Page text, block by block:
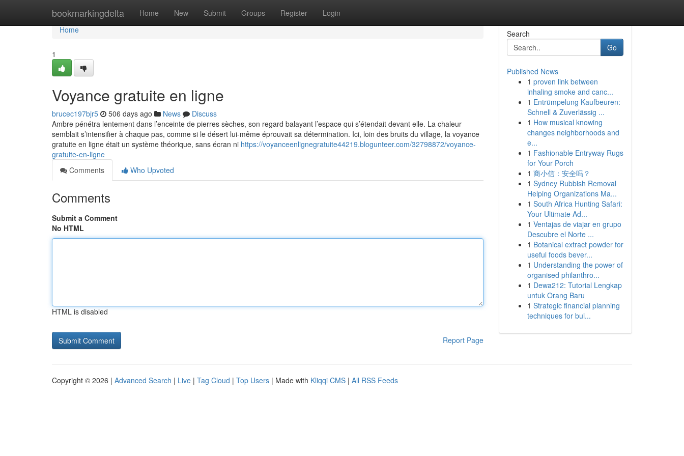
bookmarkingdelta Home New Submit Groups Register Login
Home
Home
1
Voyance gratuite en ligne
brucec197bjr5 506 days ago News
Discuss
Ambre pénétra lentement dans l’enceinte de pierres sèches, son regard balayant l’espace qui s’étendait devant elle. La chaleur
semblait s’intensifier à chaque pas, comme si le désert lui-même éprouvait sa détermination. Ici, loin des bruits du village, la voyance
gratuite en ligne était un système théorique, sans écran ni https://voyanceenlignegratuite44219.blogunteer.com/32798872/voyance-
gratuite-en-ligne
Comments
Who Upvoted
Comments
Submit a Comment
No HTML
HTML is disabled
Report Page
Search
Go
Published News
1 proven link between
inhaling smoke and canc...
1 Entrümpelung Kaufbeuren:
Schnell & Zuverlässig ...
1 How musical knowing
changes neighborhoods and
e...
1 Fashionable Entryway Rugs
for Your Porch
1 商小信：安全吗？
1 Sydney Rubbish Removal
Helping Organizations Ma...
1 South Africa Hunting Safari:
Your Ultimate Ad...
1 Ventajas de viajar en grupo
Descubre el Norte ...
1 Botanical extract powder for
useful foods bever...
1 Understanding the power of
organised philanthro...
1 Dewa212: Tutorial Lengkap
untuk Orang Baru
1 Strategic financial planning
techniques for bui...
Copyright © 2026 | Advanced Search | Live | Tag Cloud | Top Users | Made with Kliqqi CMS | All RSS Feeds